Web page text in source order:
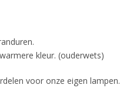
kleur. (ouderwets)
voor onze eigen lampen.